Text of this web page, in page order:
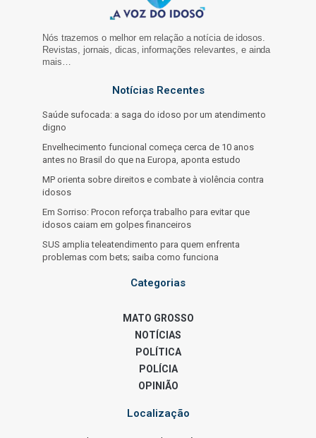
Nós trazemos o melhor em relação a notícia de idosos.
Revistas, jornais, dicas, informações relevantes, e ainda
mais…
Notícias Recentes
Saúde sufocada: a saga do idoso por um atendimento
digno
Envelhecimento funcional começa cerca de 10 anos
antes no Brasil do que na Europa, aponta estudo
MP orienta sobre direitos e combate à violência contra
idosos
Em Sorriso: Procon reforça trabalho para evitar que
idosos caiam em golpes financeiros
SUS amplia teleatendimento para quem enfrenta
problemas com bets; saiba como funciona
Categorias
MATO GROSSO
NOTÍCIAS
POLÍTICA
POLÍCIA
OPINIÃO
Localização